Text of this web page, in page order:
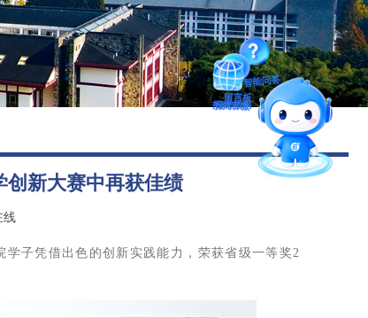
书馆
勤保障
创新大赛中再获佳绩
线
子凭借出色的创新实践能力，荣获省级一等奖2
智能问答
留言板
报考指南